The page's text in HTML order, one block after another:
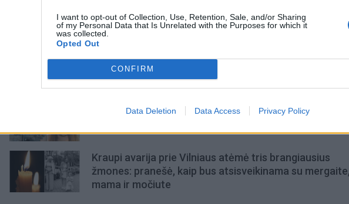
I want to opt-out of Collection, Use, Retention, Sale, and/or Sharing
of my Personal Data that Is Unrelated with the Purposes for which it
was collected.
Opted Out
CONFIRM
Data Deletion Data Access Privacy Policy
Šiuo metu skaitomiausi
Aiškiaregės pranašystė: numatė katastrofišką karo
Kraupi avarija prie Vilniaus atėmė tris brangiausius
žmones: pranešė, kaip bus atsisveikinama su
mama ir močiute